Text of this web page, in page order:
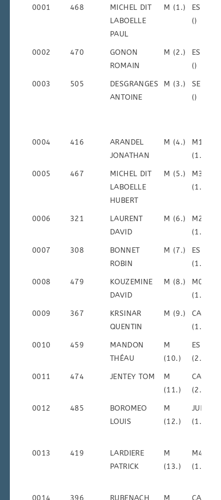
SCRATCH DOSSARD
NOM
PRÉNOM
CLASS
CLASS
CAT
0001 468
MICHEL DIT
LABOELLE
PAUL
M (1.)
ESM
()
0002 470
GONON
ROMAIN
M (2.)
ESM
()
0003 505
DESGRANGES
ANTOINE
M (3.)
SEM
()
0004 416
ARANDEL
JONATHAN
M (4.)
M1M
(1.)
0005 467
MICHEL DIT
LABOELLE
HUBERT
M (5.)
M3M
(1.)
0006 321
LAURENT
DAVID
M (6.)
M2M
(1.)
0007 308
BONNET
ROBIN
M (7.)
ESM
(1.)
0008 479
KOUZEMINE
DAVID
M (8.)
M0M
(1.)
0009 367
KRSINAR
QUENTIN
M (9.)
CAM
(1.)
0010 459
MANDON
THÉAU
M
(10.)
ESM
(2.)
0011 474 JENTEY TOM
M
(11.)
CAM
(2.)
0012 485
BOROMEO
LOUIS
M
(12.)
JUM
(1.)
0013 419
LARDIERE
PATRICK
M
(13.)
M4M
(1.)
0014 396 RUBENACH M CAM